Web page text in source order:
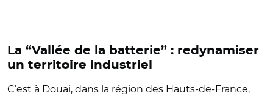
La “Vallée de la batterie” : redynamiser
un territoire industriel
C’est à Douai, dans la région des Hauts-de-France,